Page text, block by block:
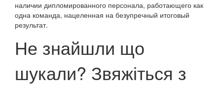
наличии дипломированного персонала, работающего как
одна команда, нацеленная на безупречный итоговый
результат.
Не знайшли що
шукали? Звяжіться з